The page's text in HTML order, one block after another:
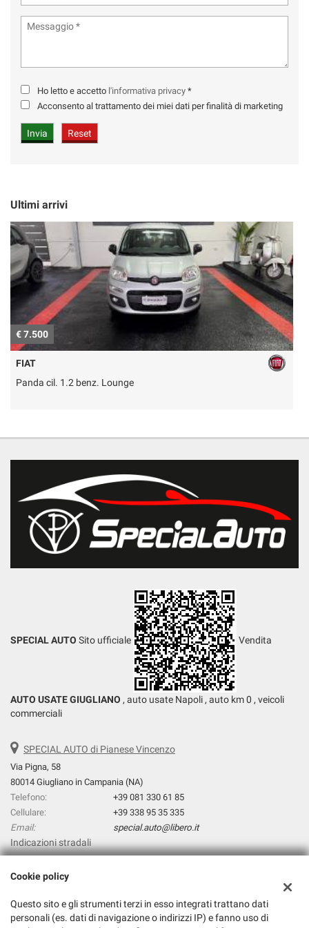
Ho letto e accetto l'informativa privacy *
Acconsento al trattamento dei miei dati per finalità di marketing
Ultimi arrivi
€ 7.500
FIAT
Panda cil. 1.2 benz. Lounge
SPECIAL AUTO Sito ufficiale Vendita
AUTO USATE GIUGLIANO , auto usate Napoli , auto km 0 , veicoli
commerciali
SPECIAL AUTO di Pianese Vincenzo
Via Pigna, 58
80014 Giugliano in Campania (NA)
Telefono:
+39 081 330 61 85
Cellulare:
+39 338 95 35 335
Email:
special.auto@libero.it
Indicazioni stradali
Special Auto di Pianese Vincenzo
Via prolungamento Pigna, 31, Giugliano in Campania (NA)
Cookie policy
Questo sito e gli strumenti terzi in esso integrati trattano dati
personali (es. dati di navigazione o indirizzi IP) e fanno uso di